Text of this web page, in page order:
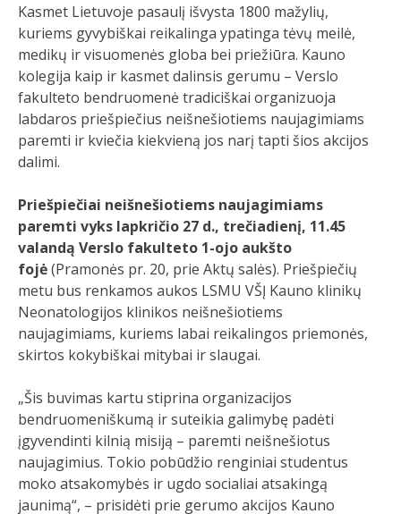
Kasmet Lietuvoje pasaulį išvysta 1800 mažylių,
kuriems gyvybiškai reikalinga ypatinga tėvų meilė,
medikų ir visuomenės globa bei priežiūra. Kauno
kolegija kaip ir kasmet dalinsis gerumu – Verslo
fakulteto bendruomenė tradiciškai organizuoja
labdaros priešpiečius neišnešiotiems naujagimiams
paremti ir kviečia kiekvieną jos narį tapti šios akcijos
dalimi.
Priešpiečiai neišnešiotiems naujagimiams
paremti vyks lapkričio 27 d., trečiadienį, 11.45
valandą Verslo fakulteto 1-ojo aukšto
fojė(Pramonės pr. 20, prie Aktų salės). Priešpiečių
metu bus renkamos aukos LSMU VŠĮ Kauno klinikų
Neonatologijos klinikos neišnešiotiems
naujagimiams, kuriems labai reikalingos priemonės,
skirtos kokybiškai mitybai ir slaugai.
„Šis buvimas kartu stiprina organizacijos
bendruomeniškumą ir suteikia galimybę padėti
įgyvendinti kilnią misiją – paremti neišnešiotus
naujagimius. Tokio pobūdžio renginiai studentus
moko atsakomybės ir ugdo socialiai atsakingą
jaunimą“, – prisidėti prie gerumo akcijos Kauno